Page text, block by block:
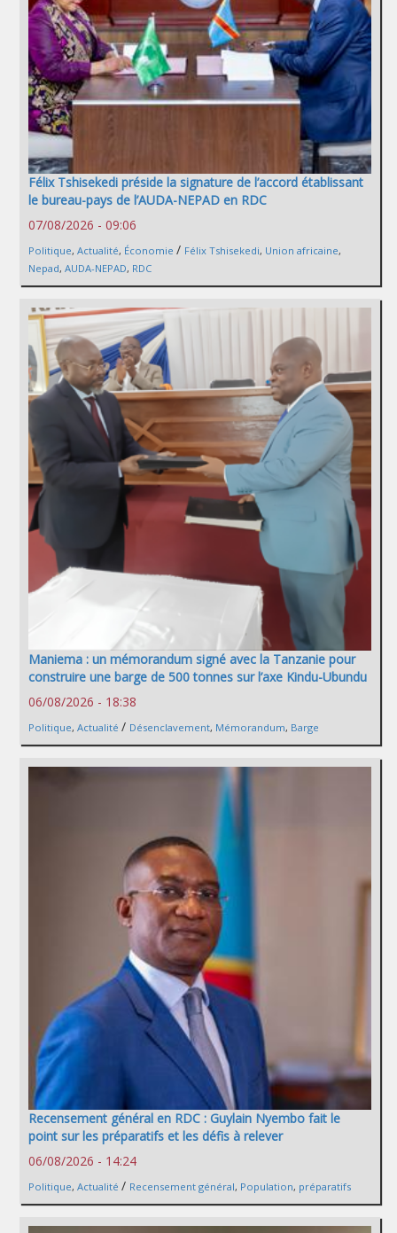
Félix Tshisekedi préside la signature de l’accord établissant
le bureau-pays de l’AUDA-NEPAD en RDC
07/08/2026 - 09:06
Politique, Actualité, Économie / Félix Tshisekedi, Union africaine,
Nepad, AUDA-NEPAD, RDC
Maniema : un mémorandum signé avec la Tanzanie pour
construire une barge de 500 tonnes sur l’axe Kindu-Ubundu
06/08/2026 - 18:38
Politique, Actualité / Désenclavement, Mémorandum, Barge
Recensement général en RDC : Guylain Nyembo fait le
point sur les préparatifs et les défis à relever
06/08/2026 - 14:24
Politique, Actualité / Recensement général, Population, préparatifs